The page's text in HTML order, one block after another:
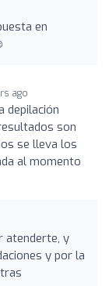
en
ago
depilación
son
se lleva los
al momento
atenderte, y
y por la